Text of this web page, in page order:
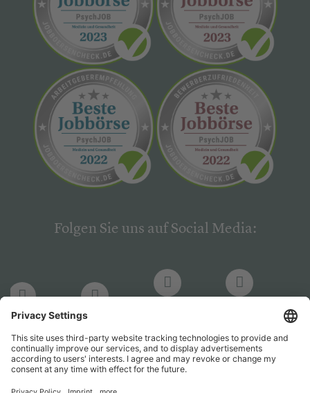
Folgen Sie uns auf Social Media:
LinkedIn
PsychJOB PsychJOB
Hogrefe
Verlag
Hogrefe
Verlag